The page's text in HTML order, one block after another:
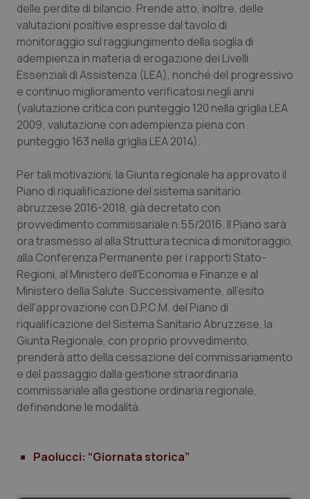
Puglia
Sardegna
Sicilia
Toscana
Valle D’Aosta
Veneto
Malattie rare
Malattia di Crohn & Rettocolite Ulcerosa
Neuroscienze & patologie neurodegenerative
Obesità
Oncodermatologia
Oncoematologia
Oncologia & Nutrizione
Psoriasi & pelle
Quotidiano Cardiologia
Quotidiano Chirurgia
Quotidiano Oncologia
delle perdite di bilancio. Prende atto, inoltre, delle
valutazioni positive espresse dal tavolo di
monitoraggio sul raggiungimento della soglia di
adempienza in materia di erogazione dei Livelli
Essenziali di Assistenza (LEA), nonché del progressivo
e continuo miglioramento verificatosi negli anni
(valutazione critica con punteggio 120 nella griglia LEA
2009; valutazione con adempienza piena con
punteggio 163 nella griglia LEA 2014).
Per tali motivazioni, la Giunta regionale ha approvato il
Piano di riqualificazione del sistema sanitario
abruzzese 2016-2018, già decretato con
provvedimento commissariale n.55/2016. Il Piano sarà
ora trasmesso al alla Struttura tecnica di monitoraggio,
alla Conferenza Permanente per i rapporti Stato-
Regioni, al Ministero dell'Economia e Finanze e al
Ministero della Salute. Successivamente, all'esito
dell'approvazione con D.P.C.M. del Piano di
riqualificazione del Sistema Sanitario Abruzzese, la
Giunta Regionale, con proprio provvedimento,
prenderà atto della cessazione del commissariamento
e del passaggio dalla gestione straordinaria
commissariale alla gestione ordinaria regionale,
definendone le modalità.
Paolucci: “Giornata storica”